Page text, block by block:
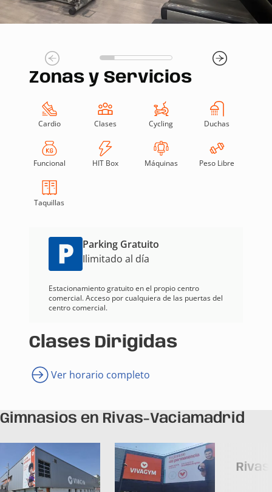
Zonas y Servicios
Cardio Clases Cycling Duchas
Funcional HIT Box Máquinas Peso Libre
Taquillas
Parking Gratuito
Ilimitado al día
Estacionamiento gratuito en el propio centro
comercial. Acceso por cualquiera de las puertas del
centro comercial.
Clases Dirigidas
Ver horario completo
Gimnasios en Rivas-Vaciamadrid